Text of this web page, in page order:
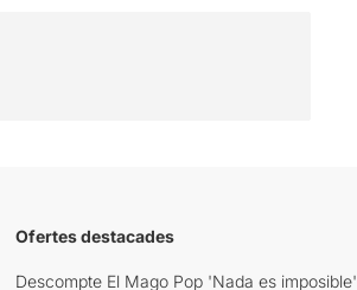
Ofertes destacades
Descompte El Mago Pop 'Nada es imposible'